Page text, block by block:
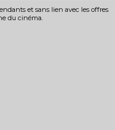
et sans lien avec les offres
du cinéma.